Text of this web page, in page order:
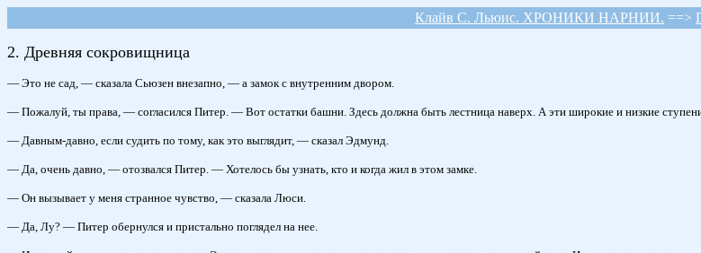
Клайв С. Льюис. ХРОНИКИ НАРНИИ. ==>
2. Древняя сокровищница
— Это не сад, — сказала Сьюзен внезапно, — а замок с внутренним двором.
— Пожалуй, ты права, — согласился Питер. — Вот остатки башни. Здесь должна быть лестница наверх. А эти широкие и низкие ступени
— Давным-давно, если судить по тому, как это выглядит, — сказал Эдмунд.
— Да, очень давно, — отозвался Питер. — Хотелось бы узнать, кто и когда жил в этом замке.
— Он вызывает у меня странное чувство, — сказала Люси.
— Да, Лу? — Питер обернулся и пристально поглядел на нее.